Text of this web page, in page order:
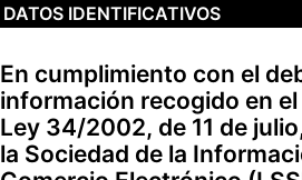
DATOS IDENTIFICATIVOS
En cumplimiento con el
información recogido en
Ley 34/2002, de 11 de
la Sociedad de la